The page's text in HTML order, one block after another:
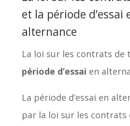
et la période d’essai
alternance
La loi sur les contrats de
période d’essai en
La période d’essai en
par la loi sur les contrats